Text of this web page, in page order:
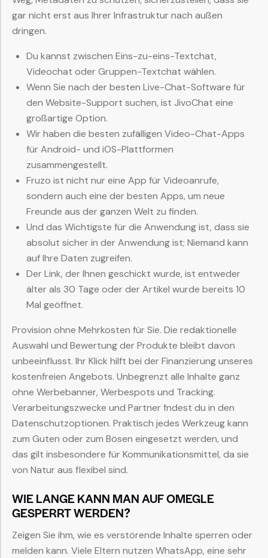
gar nicht erst aus Ihrer Infrastruktur nach außen
dringen.
Du kannst zwischen Eins-zu-eins-Textchat,
Videochat oder Gruppen-Textchat wählen.
Wenn Sie nach der besten Live-Chat-Software für
den Website-Support suchen, ist JivoChat eine
großartige Option.
Wir haben die besten zufälligen Video-Chat-Apps
für Android- und iOS-Plattformen
zusammengestellt.
Fruzo ist nicht nur eine App für Videoanrufe,
sondern auch eine der besten Apps, um neue
Freunde aus der ganzen Welt zu finden.
Und das Wichtigste für die Anwendung ist, dass sie
absolut sicher in der Anwendung ist; Niemand kann
auf Ihre Daten zugreifen.
Der Link, der Ihnen geschickt wurde, ist entweder
älter als 30 Tage oder der Artikel wurde bereits 10
Mal geöffnet.
Provision ohne Mehrkosten für Sie. Die redaktionelle
Auswahl und Bewertung der Produkte bleibt davon
unbeeinflusst. Ihr Klick hilft bei der Finanzierung unseres
kostenfreien Angebots. Unbegrenzt alle Inhalte ganz
ohne Werbebanner, Werbespots und Tracking.
Verarbeitungszwecke und Partner fndest du in den
Datenschutzoptionen. Praktisch jedes Werkzeug kann
zum Guten oder zum Bösen eingesetzt werden, und
das gilt insbesondere für Kommunikationsmittel, da sie
von Natur aus flexibel sind.
WIE LANGE KANN MAN AUF OMEGLE
GESPERRT WERDEN?
Zeigen Sie ihm, wie es verstörende Inhalte sperren oder
melden kann. Viele Eltern nutzen WhatsApp, eine sehr